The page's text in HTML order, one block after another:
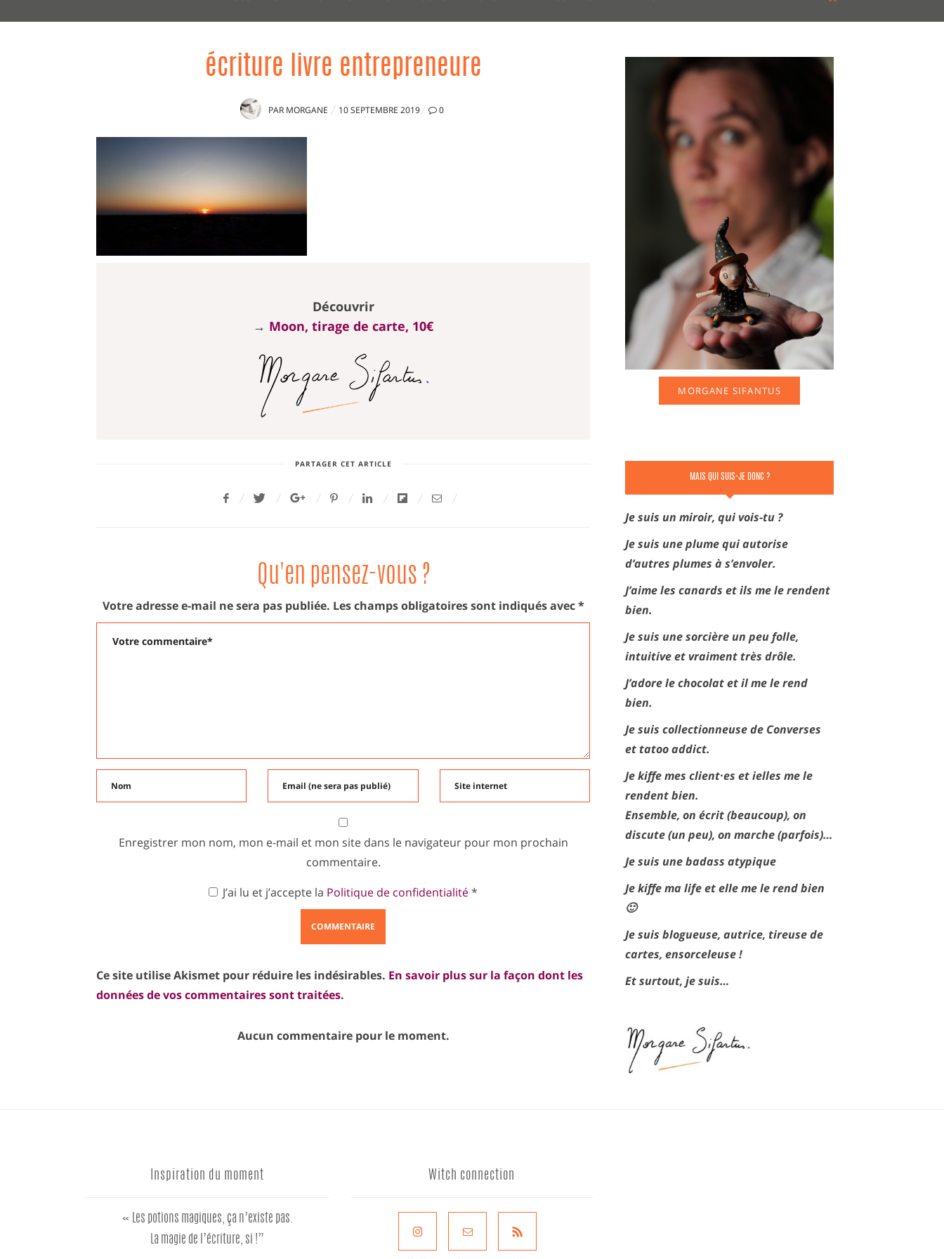
écriture livre entrepreneure
PAR MORGANE
PUBLIÉ
10 SEPTEMBRE 2019 0
Découvrir
→ Moon, tirage de carte, 10€
PARTAGER CET ARTICLE
Qu'en pensez-vous ?
Votre adresse e-mail ne sera pas publiée. Les champs obligatoires sont indiqués avec*
Enregistrer mon nom, mon e-mail et mon site dans le navigateur pour mon prochain
commentaire.
J’ai lu et j’accepte la Politique de confidentialité*
Ce site utilise Akismet pour réduire les indésirables. En savoir plus sur la façon dont les
données de vos commentaires sont traitées.
Aucun commentaire pour le moment.
MORGANE SIFANTUS
MAIS QUI SUIS-JE DONC ?
Je suis un miroir, qui vois-tu ?
Je suis une plume qui autorise
d’autres plumes à s’envoler.
J’aime les canards et ils me le rendent
bien.
Je suis une sorcière un peu folle,
intuitive et vraiment très drôle.
J’adore le chocolat et il me le rend
bien.
Je suis collectionneuse de Converses
et tatoo addict.
Je kiffe mes client·es et ielles me le
rendent bien.
Ensemble, on écrit (beaucoup), on
discute (un peu), on marche (parfois)…
Je suis une badass atypique
Je kiffe ma life et elle me le rend bien
🙂
Je suis blogueuse, autrice, tireuse de
cartes, ensorceleuse !
Et surtout, je suis…
Inspiration du moment
« Les potions magiques, ça n’existe pas.
La magie de l’écriture, si !”
Witch connection